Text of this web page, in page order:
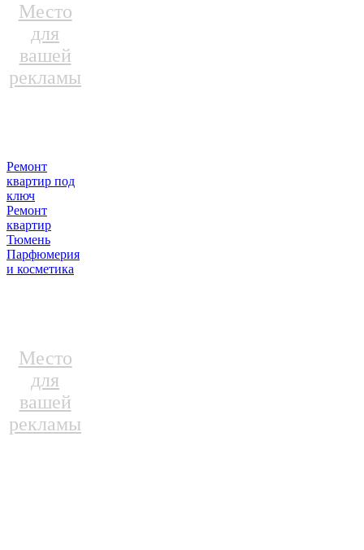
Место
для
вашей
рекламы
Ремонт
квартир под
ключ
Ремонт
квартир
Тюмень
Парфюмерия
и косметика
Место
для
вашей
рекламы